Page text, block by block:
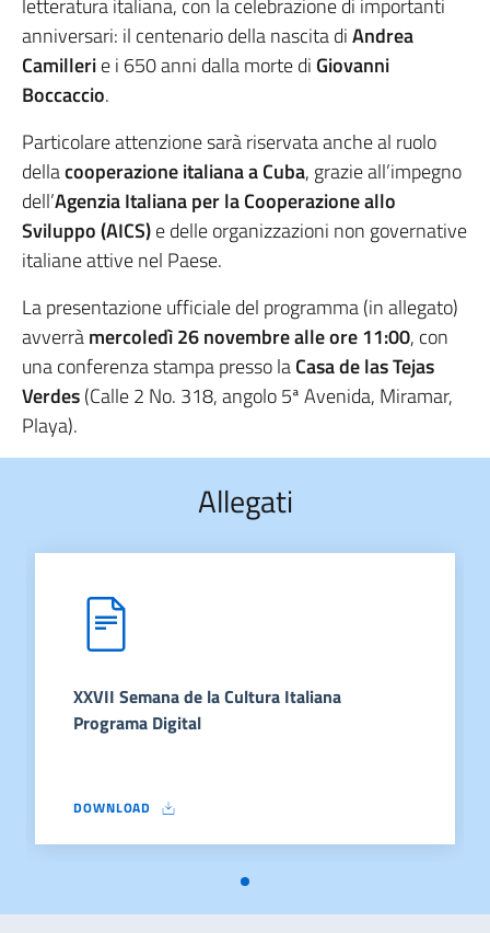
letteratura italiana, con la celebrazione di importanti
anniversari: il centenario della nascita diAndrea
Camillerie i 650 anni dalla morte di Giovanni
Boccaccio.
Particolare attenzione sarà riservata anche al ruolo
dellacooperazione italiana a Cuba, grazie all’impegno
dell’Agenzia Italiana per la Cooperazione allo
Sviluppo (AICS)e delle organizzazioni non governative
italiane attive nel Paese.
La presentazione ufficiale del programma (in allegato)
avverràmercoledì 26 novembre alle ore 11:00, con
una conferenza stampa presso laCasa de las Tejas
Verdes(Calle 2 No. 318, angolo 5ª Avenida, Miramar,
Playa).
Allegati
XXVII Semana de la Cultura Italiana
Programa Digital
DOWNLOAD
XXVII SEMANA DE LA CULTURA ITALIANA PROGRAMA DIGITAL